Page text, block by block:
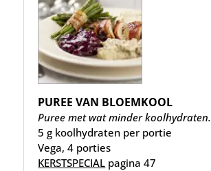
PUREE VAN BLOEMKOOL
Puree met wat minder koolhydraten.
5 g koolhydraten per portie
Vega, 4 porties
KERSTSPECIAL pagina 47